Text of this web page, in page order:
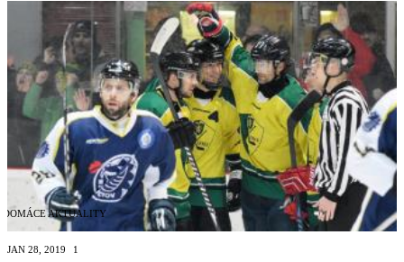
DOMÁCE AKTUALITY
JAN 28, 2019 1